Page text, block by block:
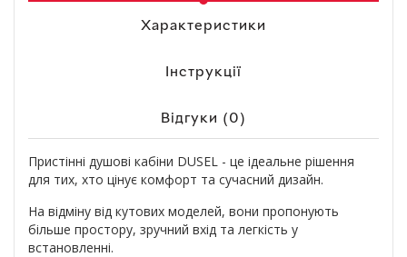
Характеристики
Інструкції
Відгуки (0)
Пристінні душові кабіни DUSEL - це ідеальне рішення
для тих, хто цінує комфорт та сучасний дизайн.
На відміну від кутових моделей, вони пропонують
більше простору, зручний вхід та легкість у
встановленні.